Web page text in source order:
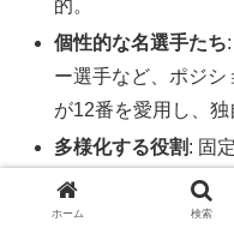
的。
個性的な名選手たち
ー選手など、ポジ
が12番を愛用し、独
多様化する役割: 固
クからフォワード
番を背負っている。
ホーム 検索